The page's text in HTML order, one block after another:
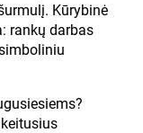
Kūrybinė
rankų darbas